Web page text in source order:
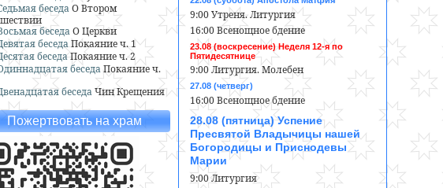
беседа О Втором
беседа О Церкви
беседаПокаяние ч. 1
беседаПокаяние ч. 2
беседа Покаяние ч.
беседа Чин Крещения
Пожертвовать на храм
9:00 Утреня. Литургия
16:00 Всенощное бдение
23.08 (воскресение) Неделя 12-я по
Пятидесятнице
9:00 Литургия. Молебен
27.08 (четверг)
16:00 Всенощное бдение
28.08 (пятница) Успение
Пресвятой Владычицы нашей
Богородицы и Приснодевы
Марии
9:00 Литургия